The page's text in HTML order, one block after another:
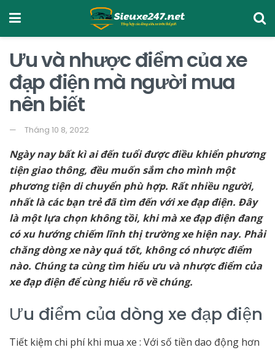
Ưu và nhược điểm của xe
đạp điện mà người mua
nên biết
Tháng 10 8, 2022
Ngày nay bất kì ai đến tuổi được điều khiển phương
tiện giao thông, đều muốn sắm cho mình một
phương tiện di chuyển phù hợp. Rất nhiều người,
nhất là các bạn trẻ đã tìm đến với xe đạp điện. Đây
là một lựa chọn không tồi, khi mà xe đạp điện đang
có xu hướng chiếm lĩnh thị trường xe hiện nay. Phải
chăng dòng xe này quá tốt, không có nhược điểm
nào. Chúng ta cùng tìm hiểu ưu và nhược điểm của
xe đạp điện để cùng hiểu rõ về chúng.
Ưu điểm của dòng xe đạp điện
Tiết kiệm chi phí khi mua xe : Với số tiền dao động hơn